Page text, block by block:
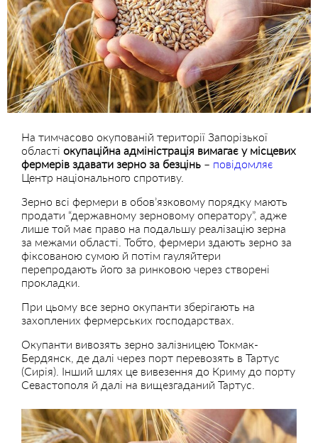
На тимчасово окупованій території Запорізької
області окупаційна адміністрація вимагає у місцевих
фермерів здавати зерно за безцінь – повідомляє
Центр національного спротиву.
Зерно всі фермери в обов’язковому порядку мають
продати “державному зерновому оператору”, адже
лише той має право на подальшу реалізацію зерна
за межами області. Тобто, фермери здають зерно за
фіксованою сумою й потім гауляйтери
перепродають його за ринковою через створені
прокладки.
При цьому все зерно окупанти зберігають на
захоплених фермерських господарствах.
Окупанти вивозять зерно залізницею Токмак-
Бердянск, де далі через порт перевозять в Тартус
(Сирія). Інший шлях це вивезення до Криму до порту
Севастополя й далі на вищезгаданий Тартус.